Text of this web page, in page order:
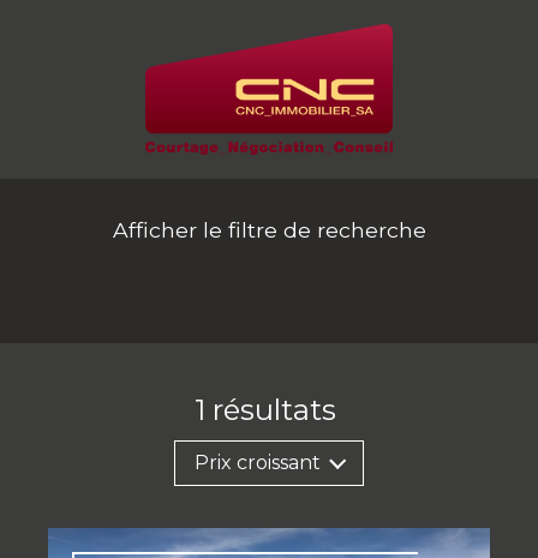
Afficher le filtre de recherche
1 résultats
Prix croissant